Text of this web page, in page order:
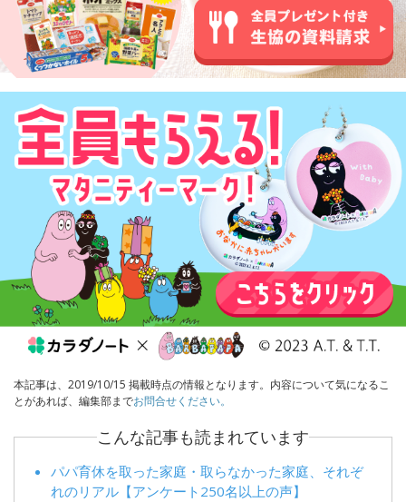
本記事は、2019/10/15 掲載時点の情報となります。内容について気になるこ
とがあれば、編集部までお問合せください。
こんな記事も読まれています
パパ育休を取った家庭・取らなかった家庭、それぞ
れのリアル【アンケート250名以上の声】